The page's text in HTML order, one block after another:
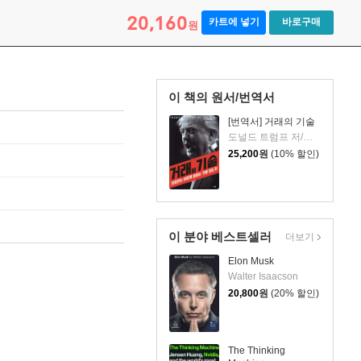
20,160원 카트에 넣기 바로구매
이 책의 원서/번역서
[번역서] 거래의 기술
도널드 트럼프 저/이재호 역
25,200원 (10% 할인)
이 분야 베스트셀러
Elon Musk
Walter Isaacson
20,800원 (20% 할인)
The Thinking
더보기